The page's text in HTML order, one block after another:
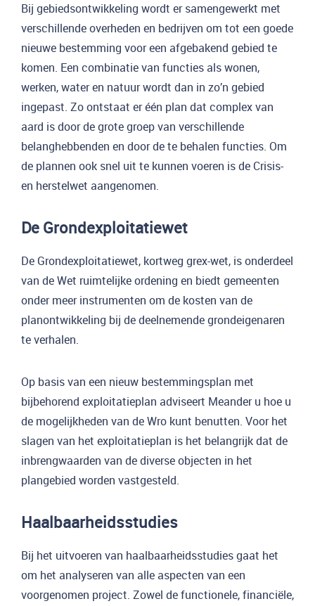
Bij gebiedsontwikkeling wordt er samengewerkt met
verschillende overheden en bedrijven om tot een goede
nieuwe bestemming voor een afgebakend gebied te
komen. Een combinatie van functies als wonen,
werken, water en natuur wordt dan in zo’n gebied
ingepast. Zo ontstaat er één plan dat complex van
aard is door de grote groep van verschillende
belanghebbenden en door de te behalen functies. Om
de plannen ook snel uit te kunnen voeren is de Crisis-
en herstelwet aangenomen.
De Grondexploitatiewet
De Grondexploitatiewet, kortweg grex-wet, is onderdeel
van de Wet ruimtelijke ordening en biedt gemeenten
onder meer instrumenten om de kosten van de
planontwikkeling bij de deelnemende grondeigenaren
te verhalen.
Op basis van een nieuw bestemmingsplan met
bijbehorend exploitatieplan adviseert Meander u hoe u
de mogelijkheden van de Wro kunt benutten. Voor het
slagen van het exploitatieplan is het belangrijk dat de
inbrengwaarden van de diverse objecten in het
plangebied worden vastgesteld.
Haalbaarheidsstudies
Bij het uitvoeren van haalbaarheidsstudies gaat het
om het analyseren van alle aspecten van een
voorgenomen project. Zowel de functionele, financiële,